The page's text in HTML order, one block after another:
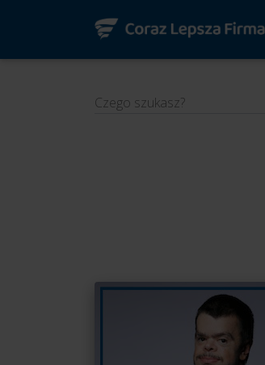
Czego szukasz?